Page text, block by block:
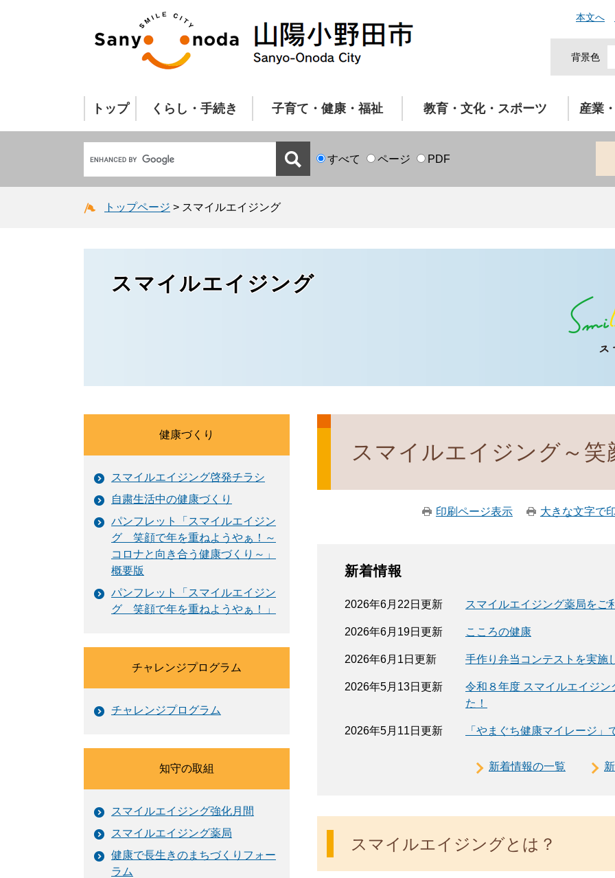
本文へ
背景色
トップ くらし・手続き 子育て・健康・福祉 教育・文化・スポーツ 産業
すべて ページ PDF
トップページ > スマイルエイジング
スマイルエイジング
スマイルエイジング～
印刷ページ表示 大きな文字で
新着情報
2026年6月22日更新 スマイルエイジング薬局をご
2026年6月19日更新 こころの健康
2026年6月1日更新 手作り弁当コンテストを実施
2026年5月13日更新
令和８年度 スマイルエイジ
た！
2026年5月11日更新 「やまぐち健康マイレージ
新着情報の一覧
スマイルエイジングとは？
健康づくり
スマイルエイジング啓発チラシ
自粛生活中の健康づくり
パンフレット「スマイルエイジン
グ 笑顔で年を重ねようやぁ！～
コロナと向き合う健康づくり～」
概要版
パンフレット「スマイルエイジン
グ 笑顔で年を重ねようやぁ！」
チャレンジプログラム
チャレンジプログラム
知守の取組
スマイルエイジング強化月間
スマイルエイジング薬局
健康で長生きのまちづくりフォー
ラム